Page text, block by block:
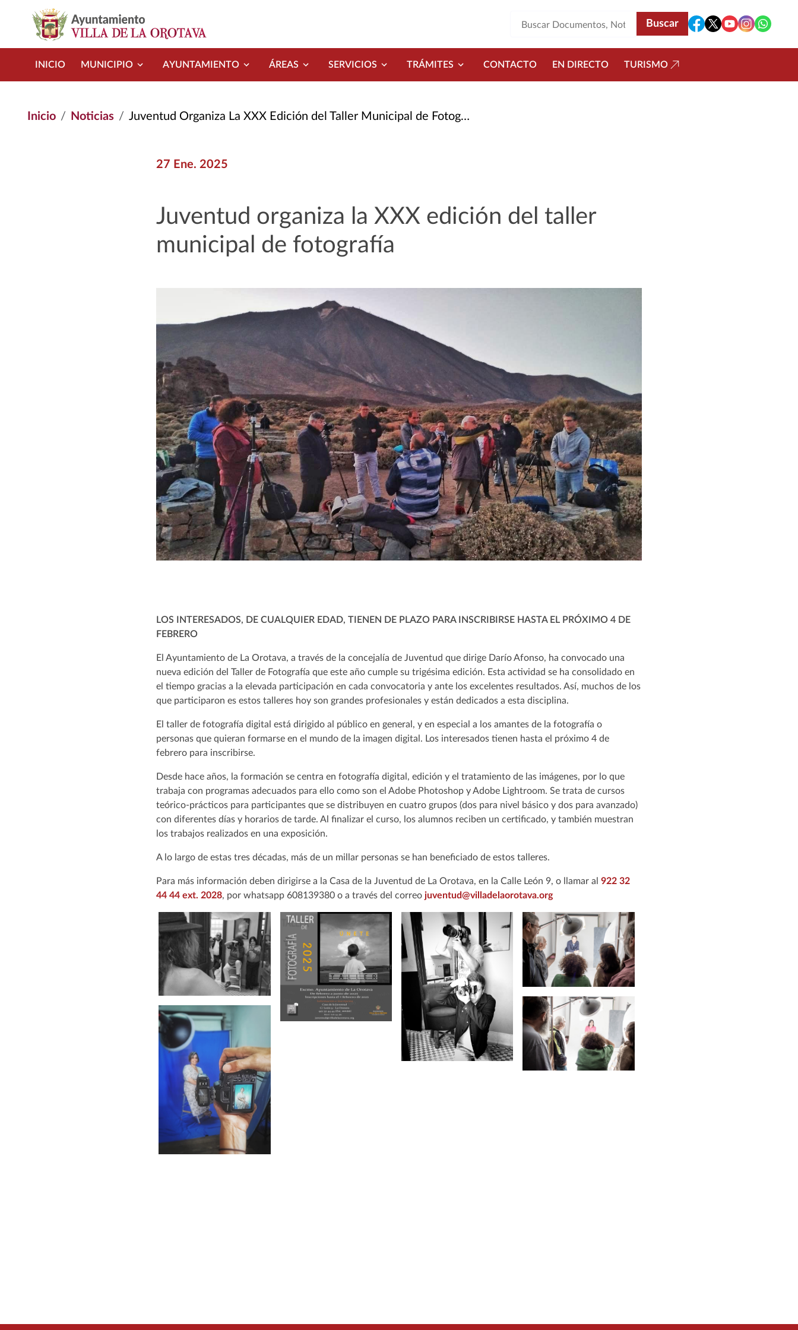
INICIO MUNICIPIO AYUNTAMIENTO ÁREAS SERVICIOS TRÁMITES CONTACTO EN DIRECTO TURISMO
Inicio Noticias Juventud Organiza La XXX Edición del Taller Municipal de Fotografía
27 Ene. 2025
Juventud organiza la XXX edición del taller
municipal de fotografía
LOS INTERESADOS, DE CUALQUIER EDAD, TIENEN DE PLAZO PARA INSCRIBIRSE HASTA EL PRÓXIMO 4 DE
FEBRERO
El Ayuntamiento de La Orotava, a través de la concejalía de Juventud que dirige Darío Afonso, ha convocado una
nueva edición del Taller de Fotografía que este año cumple su trigésima edición. Esta actividad se ha consolidado en
el tiempo gracias a la elevada participación en cada convocatoria y ante los excelentes resultados. Así, muchos de los
que participaron es estos talleres hoy son grandes profesionales y están dedicados a esta disciplina.
El taller de fotografía digital está dirigido al público en general, y en especial a los amantes de la fotografía o
personas que quieran formarse en el mundo de la imagen digital. Los interesados tienen hasta el próximo 4 de
febrero para inscribirse.
Desde hace años, la formación se centra en fotografía digital, edición y el tratamiento de las imágenes, por lo que
trabaja con programas adecuados para ello como son el Adobe Photoshop y Adobe Lightroom. Se trata de cursos
teórico-prácticos para participantes que se distribuyen en cuatro grupos (dos para nivel básico y dos para avanzado)
con diferentes días y horarios de tarde. Al finalizar el curso, los alumnos reciben un certificado, y también muestran
los trabajos realizados en una exposición.
A lo largo de estas tres décadas, más de un millar personas se han beneficiado de estos talleres.
Para más información deben dirigirse a la Casa de la Juventud de La Orotava, en la Calle León 9, o llamar al922 32
44 44 ext. 2028, por whatsapp 608139380 o a través del correojuventud@villadelaorotava.org